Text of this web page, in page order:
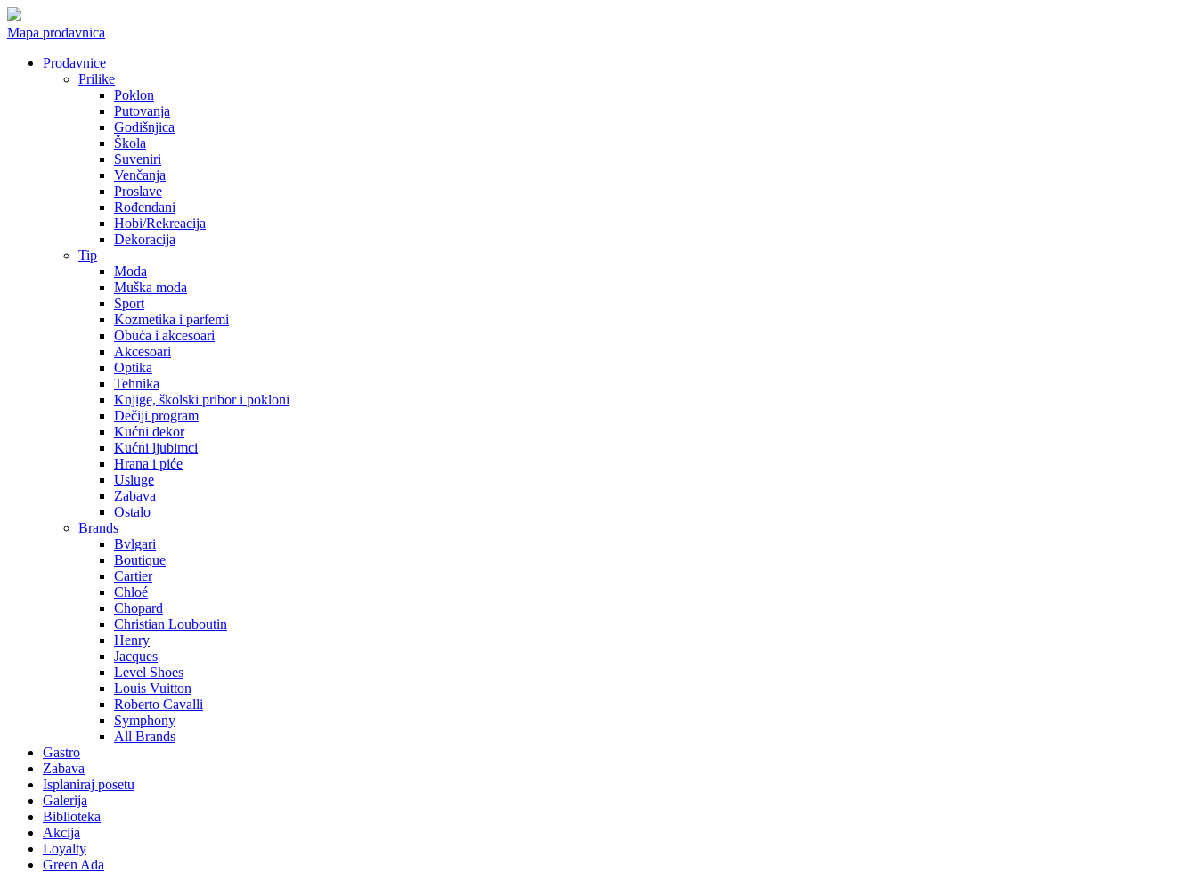
Mapa prodavnica
Prodavnice
Prilike
Poklon
Putovanja
Godišnjica
Škola
Suveniri
Venčanja
Proslave
Rođendani
Hobi/Rekreacija
Dekoracija
Tip
Moda
Muška moda
Sport
Kozmetika i parfemi
Obuća i akcesoari
Akcesoari
Optika
Tehnika
Knjige, školski pribor i pokloni
Dečiji program
Kućni dekor
Kućni ljubimci
Hrana i piće
Usluge
Zabava
Ostalo
Brands
Bvlgari
Boutique
Cartier
Chloé
Chopard
Christian Louboutin
Henry
Jacques
Level Shoes
Louis Vuitton
Roberto Cavalli
Symphony
All Brands
Gastro
Zabava
Isplaniraj posetu
Galerija
Biblioteka
Akcija
Loyalty
Green Ada